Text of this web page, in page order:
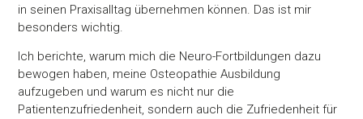
in seinen Praxisalltag übernehmen können. Das ist mir
besonders wichtig.
Ich berichte, warum mich die Neuro-Fortbildungen dazu
bewogen haben, meine Osteopathie Ausbildung
aufzugeben und warum es nicht nur die
Patientenzufriedenheit, sondern auch die Zufriedenheit für